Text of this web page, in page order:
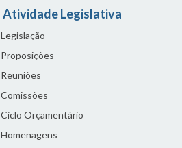
Atividade Legislativa
Legislação
Proposições
Reuniões
Comissões
Ciclo Orçamentário
Homenagens